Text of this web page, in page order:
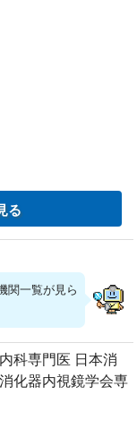
る
関一覧が見ら
科専門医 日本消
化器内視鏡学会専